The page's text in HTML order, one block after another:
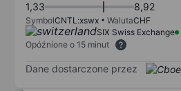
1,33 8,92
SymbolCNTL:xswx WalutaCHF
SIX Swiss Exchange
Opóźnione o 15 minut
Dane dostarczone przez